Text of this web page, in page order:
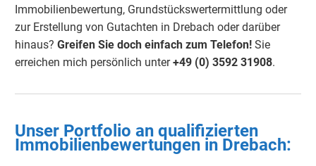
Immobilienbewertung, Grundstückswertermittlung oder
zur Erstellung von Gutachten in Drebach oder darüber
hinaus? Greifen Sie doch einfach zum Telefon! Sie
erreichen mich persönlich unter+49 (0) 3592 31908.
Unser Portfolio an qualifizierten
Immobilienbewertungen in Drebach: